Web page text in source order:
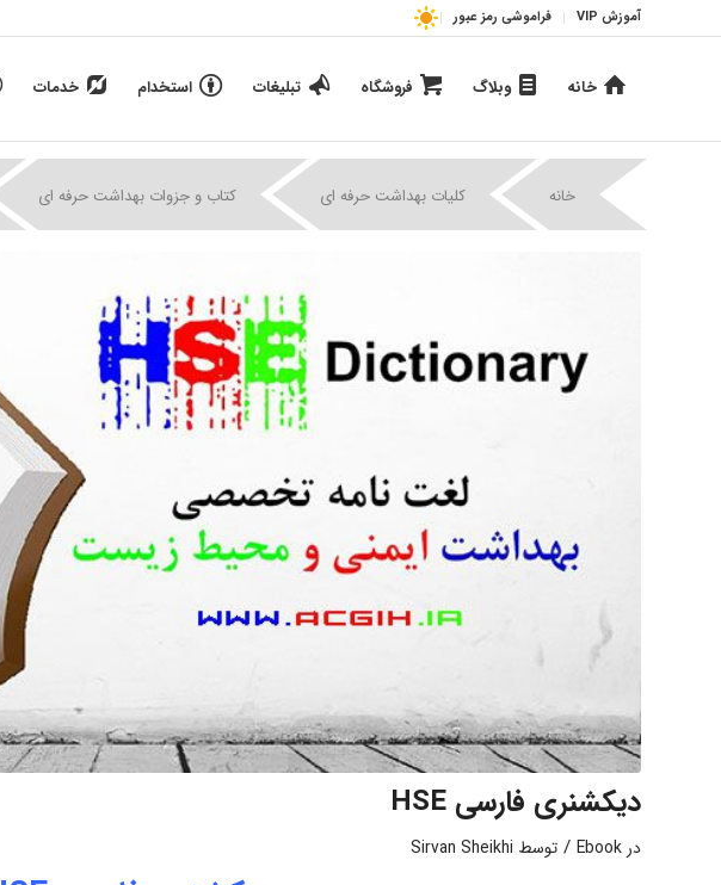
آموزش VIP فراموشی رمز عبور
خانه وبلاگ فروشگاه تبلیغات استخدام خدمات
خانه کلیات بهداشت حرفه ای کتاب و جزوات بهداشت حرفه ای
دیکشنری فارسی HSE
درEbook
/ توسط Sirvan Sheikhi